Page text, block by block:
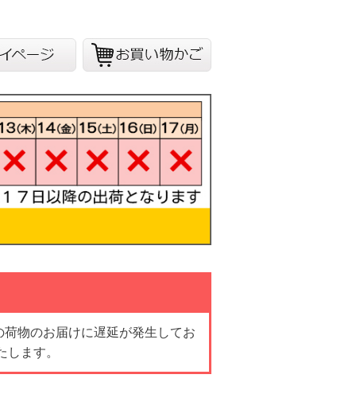
物のお届けに遅延が発生してお
ます。